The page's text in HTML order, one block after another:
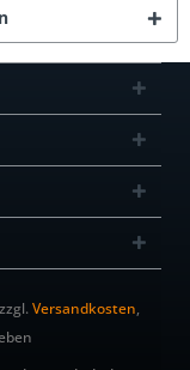
Versandkosten,